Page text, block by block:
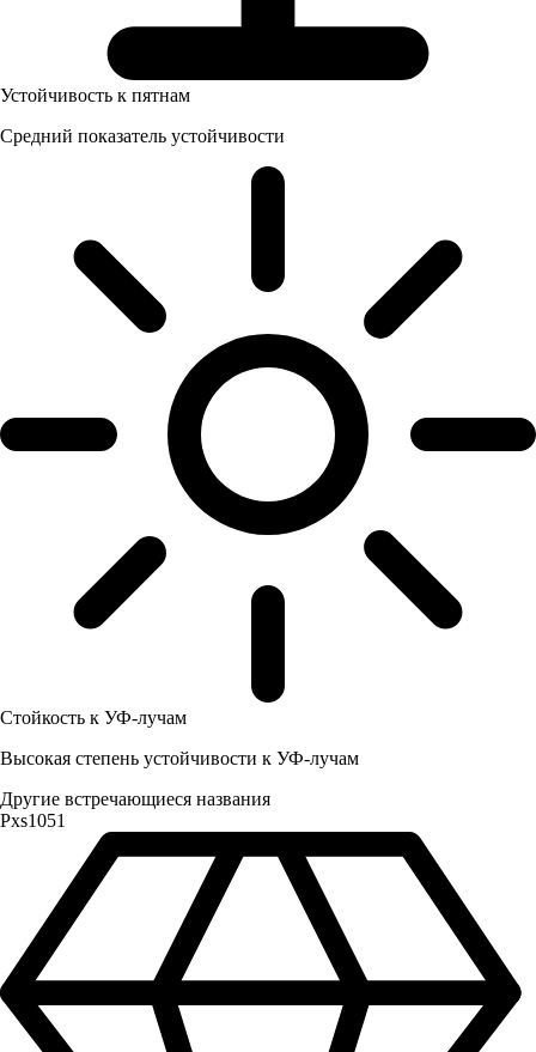
Устойчивость к пятнам
Средний показатель устойчивости
Стойкость к УФ-лучам
Высокая степень устойчивости к УФ-лучам
Другие встречающиеся названия
Pxs1051